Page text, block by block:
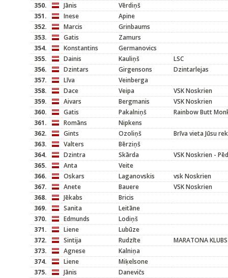
350.
Jānis
Vērdiņš
351.
Inese
Apine
352.
Marcis
Grinbaums
353.
Gatis
Zamurs
354.
Konstantins
Germanovics
355.
Dainis Kauliņš
LSC
356.
Dzintars Girgensons
Dzintarlejas
357.
Līva
Veinberga
358.
Dace Veipa
VSK Noskrien
359.
Aivars Bergmanis
VSK Noskrien
360.
Gatis Pakalniņš
Rainbow Butt
361.
Romāns
Nipkens
362.
Gints Ozoliņš
Brīva vieta Jūsu
363.
Valters
Bērziņš
364.
Dzintra Skārda
VSK Noskrien -
365.
Anta
Veite
366.
Oskars Laganovskis
vsk Noskrien
367.
Anete Bauere
VSK Noskrien
368.
Jēkabs
Bricis
369.
Sanita
Leitāne
370.
Edmunds
Lodiņš
371.
Liene
Lubūze
372.
Sintija Rudzīte
MARATONA KLUBS
373.
Agnese
Kalniņa
374.
Liene
Miķelsone
375.
Jānis
Danevičs